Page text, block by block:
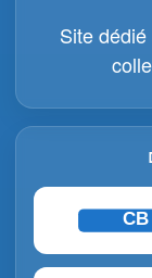
Site
CB